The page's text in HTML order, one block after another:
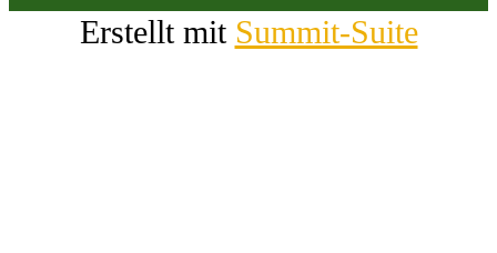
Erstellt mit Summit-Suite